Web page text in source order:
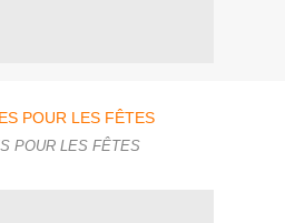
POUR LES FÊTES